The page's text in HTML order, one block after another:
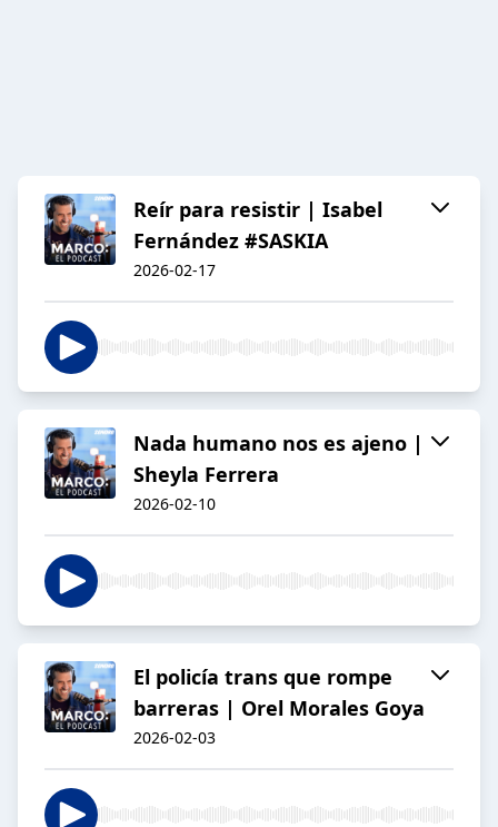
Reír para resistir | Isabel
Fernández #SASKIA
2026-02-17
Nada humano nos es ajeno |
Sheyla Ferrera
2026-02-10
El policía trans que rompe
barreras | Orel Morales Goya
2026-02-03